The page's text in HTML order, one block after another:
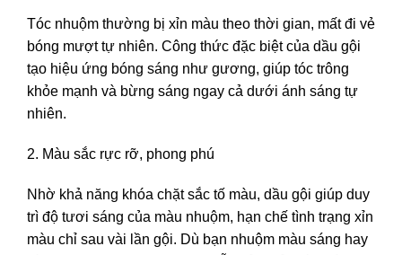
Tóc nhuộm thường bị xỉn màu theo thời gian, mất đi vẻ
bóng mượt tự nhiên. Công thức đặc biệt của dầu gội
tạo hiệu ứng bóng sáng như gương, giúp tóc trông
khỏe mạnh và bừng sáng ngay cả dưới ánh sáng tự
nhiên.
2. Màu sắc rực rỡ, phong phú
Nhờ khả năng khóa chặt sắc tố màu, dầu gội giúp duy
trì độ tươi sáng của màu nhuộm, hạn chế tình trạng xỉn
màu chỉ sau vài lần gội. Dù bạn nhuộm màu sáng hay